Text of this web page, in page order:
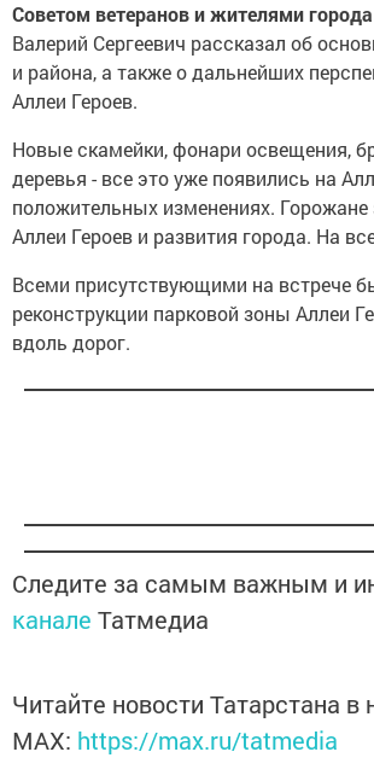
Советом ветеранов и жителями
Валерий Сергеевич рассказал об
и района, а также о дальнейших
Аллеи Героев.
Новые скамейки, фонари освещения,
деревья - все это уже появились на
положительных изменениях.
Аллеи Героев и развития города. На
Всеми присутствующими на встрече
реконструкции парковой зоны Аллеи
вдоль дорог.
Следите за самым важным и
канале Татмедиа
Читайте новости Татарстана
MАХ: https://max.ru/tatmedia